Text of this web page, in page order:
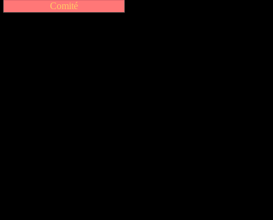
Comité